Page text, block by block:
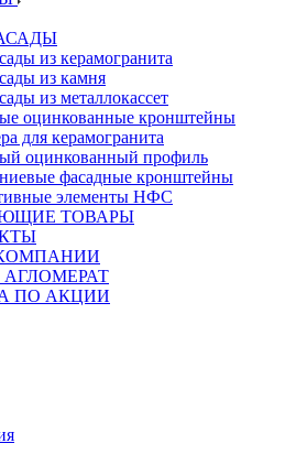
из керамогранита
из камня
из металлокассет
оцинкованные кронштейны
для керамогранита
оцинкованный профиль
фасадные кронштейны
элементы НФС
ТОВАРЫ
ПО АКЦИИ